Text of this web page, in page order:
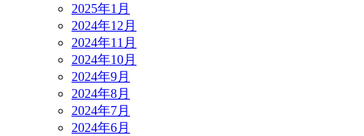
2025年1月
2024年12月
2024年11月
2024年10月
2024年9月
2024年8月
2024年7月
2024年6月